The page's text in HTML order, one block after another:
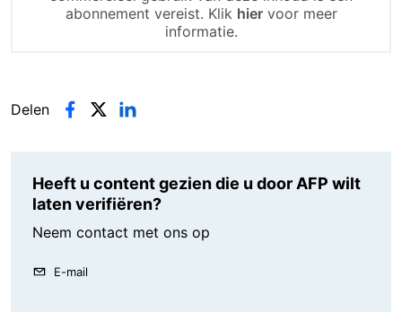
abonnement vereist. Klik hiervoor meer
informatie.
Delen
Heeft u content gezien die u door AFP wilt
laten verifiëren?
Neem contact met ons op
E-mail